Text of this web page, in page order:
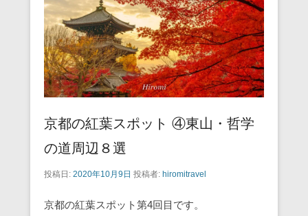
k
京都の紅葉スポット ④東山・哲学
の道周辺８選
投稿日: 2020年10月9日 投稿者: hiromitravel
京都の紅葉スポット第4回目です。